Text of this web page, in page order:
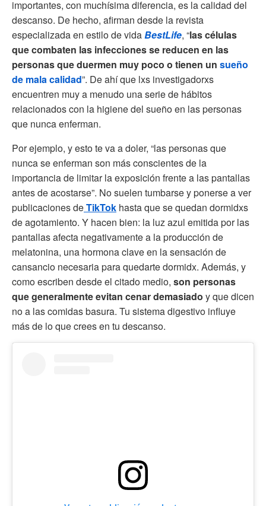
importantes, con muchísima diferencia, es la calidad del
descanso. De hecho, afirman desde la revista
especializada en estilo de vidaBestLife, “las células
que combaten las infecciones se reducen en las
personas que duermen muy poco o tienen un sueño
de mala calidad”. De ahí que lxs investigadorxs
encuentren muy a menudo una serie de hábitos
relacionados con la higiene del sueño en las personas
que nunca enferman.
Por ejemplo, y esto te va a doler, “las personas que
nunca se enferman son más conscientes de la
importancia de limitar la exposición frente a las pantallas
antes de acostarse”. No suelen tumbarse y ponerse a ver
publicaciones deTikTok hasta que se quedan dormidxs
de agotamiento. Y hacen bien: la luz azul emitida por las
pantallas afecta negativamente a la producción de
melatonina, una hormona clave en la sensación de
cansancio necesaria para quedarte dormidx. Además, y
como escriben desde el citado medio, son personas
que generalmente evitan cenar demasiado y que dicen
no a las comidas basura. Tu sistema digestivo influye
más de lo que crees en tu descanso.